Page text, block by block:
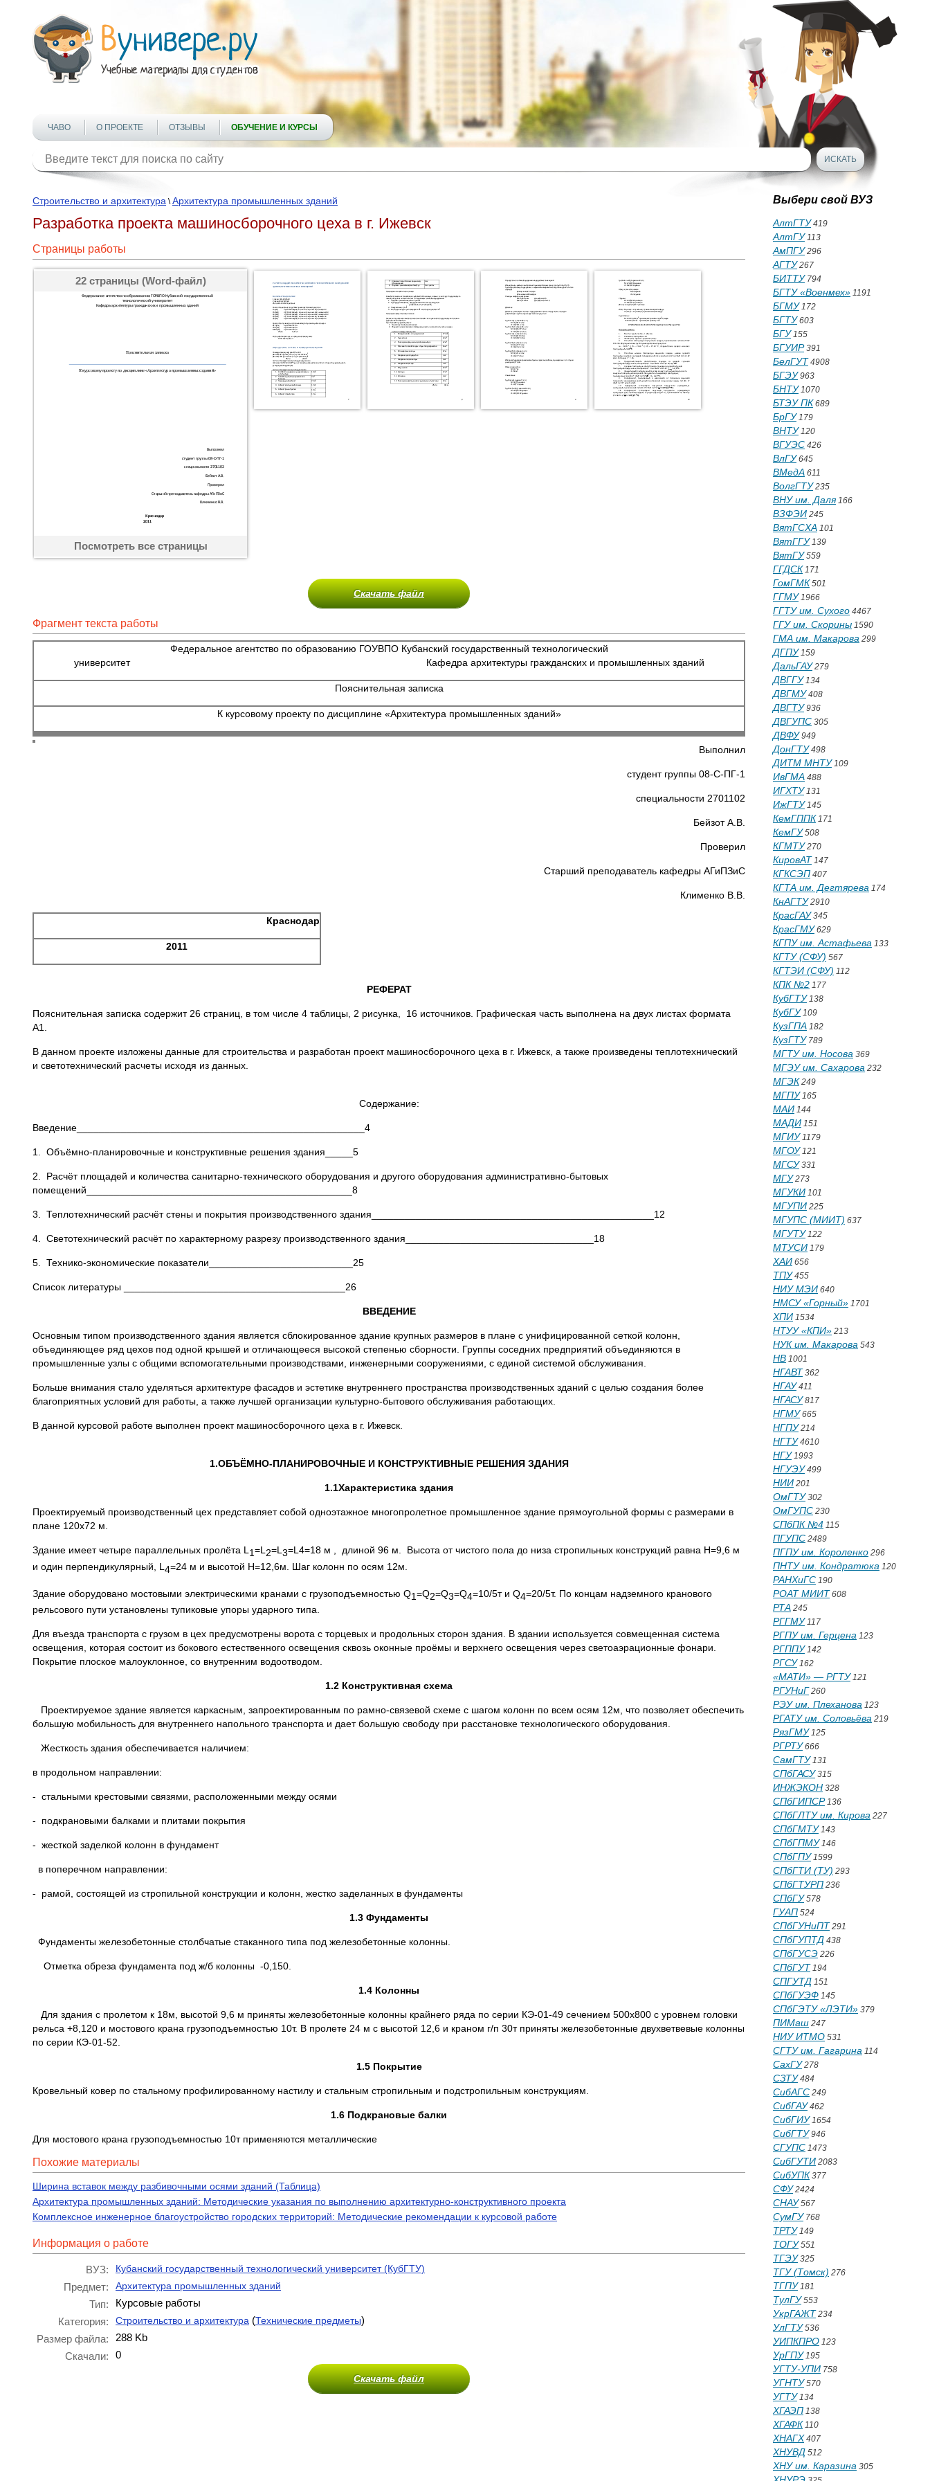
ЧАВО О ПРОЕКТЕ ОТЗЫВЫ ОБУЧЕНИЕ И КУРСЫ
Строительство и архитектура \Архитектура промышленных зданий
Разработка проекта машиносборочного цеха в г. Ижевск
Страницы работы
22 страницы (Word-файл)
Посмотреть все страницы
Скачать файл
Фрагмент текста работы
Федеральное агентство по образованию ГОУВПО Кубанский государственный технологический
университет Кафедра архитектуры гражданских и промышленных зданий
Пояснительная записка
К курсовому проекту по дисциплине «Архитектура промышленных зданий»
Выполнил
студент группы 08-С-ПГ-1
специальности 2701102
Бейзот А.В.
Проверил
Старший преподаватель кафедры АГиПЗиС
Клименко В.В.
Краснодар
2011
РЕФЕРАТ
Пояснительная записка содержит 26 страниц, в том числе 4 таблицы, 2 рисунка, 16 источников. Графическая часть выполнена на двух листах формата
А1.
В данном проекте изложены данные для строительства и разработан проект машиносборочного цеха в г. Ижевск, а также произведены теплотехнический
и светотехнический расчеты исходя из данных.
Содержание:
Введение____________________________________________________4
1. Объёмно-планировочные и конструктивные решения здания_____5
2. Расчёт площадей и количества санитарно-технического оборудования и другого оборудования административно-бытовых
помещений________________________________________________8
3. Теплотехнический расчёт стены и покрытия производственного здания___________________________________________________12
4. Светотехнический расчёт по характерному разрезу производственного здания__________________________________18
5. Технико-экономические показатели_________________________­_25
Список литературы ________________________________________26
ВВЕДЕНИЕ
Основным типом производственного здания является сблокированное здание крупных размеров в плане с унифицированной сеткой колонн,
объединяющее ряд цехов под одной крышей и отличающееся высокой степенью сборности. Группы соседних предприятий объединяются в
промышленные узлы с общими вспомогательными производствами, инженерными сооружениями, с единой системой обслуживания.
Больше внимания стало уделяться архитектуре фасадов и эстетике внутреннего пространства производственных зданий с целью создания более
благоприятных условий для работы, а также лучшей организации культурно-бытового обслуживания работающих.
В данной курсовой работе выполнен проект машиносборочного цеха в г. Ижевск.
1.ОБЪЁМНО-ПЛАНИРОВОЧНЫЕ И КОНСТРУКТИВНЫЕ РЕШЕНИЯ ЗДАНИЯ
1.1Характеристика здания
Проектируемый производственный цех представляет собой одноэтажное многопролетное промышленное здание прямоугольной формы с размерами в
плане 120х72 м.
Здание имеет четыре параллельных пролёта L 1=L 2=L 3=L4=18 м , длиной 96 м. Высота от чистого пола до низа стропильных конструкций равна H=9,6 м
и один перпендикулярный, L 4=24 м и высотой Н=12,6м. Шаг колонн по осям 12м.
Здание оборудовано мостовыми электрическими кранами с грузоподъемностью Q1=Q2=Q3=Q4=10/5т и Q4=20/5т. По концам надземного кранового
рельсового пути установлены тупиковые упоры ударного типа.
Для въезда транспорта с грузом в цех предусмотрены ворота с торцевых и продольных сторон здания. В здании используется совмещенная система
освещения, которая состоит из бокового естественного освещения сквозь оконные проёмы и верхнего освещения через светоаэрационные фонари.
Покрытие плоское малоуклонное, со внутренним водоотводом.
1.2 Конструктивная схема
Проектируемое здание является каркасным, запроектированным по рамно-связевой схеме с шагом колонн по всем осям 12м, что позволяет обеспечить
большую мобильность для внутреннего напольного транспорта и дает большую свободу при расстановке технологического оборудования.
Жесткость здания обеспечивается наличием:
в продольном направлении:
- стальными крестовыми связями, расположенными между осями
- подкрановыми балками и плитами покрытия
- жесткой заделкой колонн в фундамент
в поперечном направлении:
- рамой, состоящей из стропильной конструкции и колонн, жестко заделанных в фундаменты
1.3 Фундаменты
Фундаменты железобетонные столбчатые стаканного типа под железобетонные колонны.
Отметка обреза фундамента под ж/б колонны -0,150.
1.4 Колонны
Для здания с пролетом к 18м, высотой 9,6 м приняты железобетонные колонны крайнего ряда по серии КЭ-01-49 сечением 500х800 с уровнем головки
рельса +8,120 и мостового крана грузоподъемностью 10т. В пролете 24 м с высотой 12,6 и краном г/п 30т приняты железобетонные двухветвевые колонны
по серии КЭ-01-52.
1.5 Покрытие
Кровельный ковер по стальному профилированному настилу и стальным стропильным и подстропильным конструкциям.
1.6 Подкрановые балки
Для мостового крана грузоподъемностью 10т применяются металлические
Похожие материалы
Ширина вставок между разбивочными осями зданий (Таблица)
Архитектура промышленных зданий: Методические указания по выполнению архитектурно-конструктивного проекта
Комплексное инженерное благоустройство городских территорий: Методические рекомендации к курсовой работе
Информация о работе
ВУЗ: Кубанский государственный технологический университет (КубГТУ)
Предмет: Архитектура промышленных зданий
Тип:
Курсовые работы
Категория:
Строительство и архитектура (Технические предметы)
Размер файла:
288 Kb
Скачали:
0
Скачать файл
Выбери свой ВУЗ
АлтГТУ419
АлтГУ113
АмПГУ296
АГТУ267
БИТТУ794
БГТУ «Военмех» 1191
БГМУ172
БГТУ603
БГУ155
БГУИР391
БелГУТ 4908
БГЭУ963
БНТУ1070
БТЭУ ПК 689
БрГУ179
ВНТУ120
ВГУЭС 426
ВлГУ645
ВМедА 611
ВолгГТУ235
ВНУ им. Даля166
ВЗФЭИ 245
ВятГСХА 101
ВятГГУ139
ВятГУ559
ГГДСК 171
ГомГМК 501
ГГМУ1966
ГГТУ им. Сухого 4467
ГГУ им. Скорины 1590
ГМА им. Макарова 299
ДГПУ159
ДальГАУ279
ДВГГУ134
ДВГМУ408
ДВГТУ936
ДВГУПС 305
ДВФУ949
ДонГТУ498
ДИТМ МНТУ109
ИвГМА 488
ИГХТУ131
ИжГТУ145
КемГППК 171
КемГУ508
КГМТУ270
КировАТ 147
КГКСЭП 407
КГТА им. Дегтярева 174
КнАГТУ2910
КрасГАУ345
КрасГМУ629
КГПУ им. Астафьева 133
КГТУ (СФУ) 567
КГТЭИ (СФУ) 112
КПК №2 177
КубГТУ138
КубГУ109
КузГПА 182
КузГТУ789
МГТУ им. Носова 369
МГЭУ им. Сахарова 232
МГЭК 249
МГПУ165
МАИ 144
МАДИ 151
МГИУ1179
МГОУ121
МГСУ331
МГУ273
МГУКИ 101
МГУПИ 225
МГУПС (МИИТ) 637
МГУТУ122
МТУСИ 179
ХАИ 656
ТПУ455
НИУ МЭИ 640
НМСУ «Горный» 1701
ХПИ 1534
НТУУ «КПИ» 213
НУК им. Макарова 543
НВ 1001
НГАВТ 362
НГАУ411
НГАСУ817
НГМУ665
НГПУ214
НГТУ4610
НГУ1993
НГУЭУ499
НИИ 201
ОмГТУ302
ОмГУПС 230
СПбПК №4 115
ПГУПС 2489
ПГПУ им. Короленко 296
ПНТУ им. Кондратюка 120
РАНХиГС 190
РОАТ МИИТ 608
РТА 245
РГГМУ117
РГПУ им. Герцена 123
РГППУ142
РГСУ162
«МАТИ» — РГТУ121
РГУНиГ 260
РЭУ им. Плеханова 123
РГАТУ им. Соловьёва 219
РязГМУ125
РГРТУ666
СамГТУ131
СПбГАСУ315
ИНЖЭКОН 328
СПбГИПСР136
СПбГЛТУ им. Кирова 227
СПбГМТУ143
СПбГПМУ146
СПбГПУ1599
СПбГТИ (ТУ) 293
СПбГТУРП 236
СПбГУ578
ГУАП 524
СПбГУНиПТ 291
СПбГУПТД 438
СПбГУСЭ 226
СПбГУТ 194
СПГУТД 151
СПбГУЭФ 145
СПбГЭТУ «ЛЭТИ» 379
ПИМаш 247
НИУ ИТМО 531
СГТУ им. Гагарина 114
СахГУ278
СЗТУ484
СибАГС 249
СибГАУ462
СибГИУ1654
СибГТУ946
СГУПС 1473
СибГУТИ 2083
СибУПК 377
СФУ2424
СНАУ567
СумГУ768
ТРТУ149
ТОГУ551
ТГЭУ325
ТГУ (Томск) 276
ТГПУ181
ТулГУ553
УкрГАЖТ 234
УлГТУ536
УИПКПРО 123
УрГПУ195
УГТУ-УПИ 758
УГНТУ570
УГТУ134
ХГАЭП 138
ХГАФК 110
ХНАГХ 407
ХНУВД 512
ХНУ им. Каразина 305